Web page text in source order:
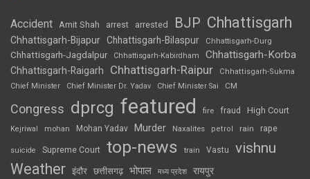
Accident Amit Shah arrest arrested BJP Chhattisgarh
Chhattisgarh-Bijapur Chhattisgarh-Bilaspur Chhattisgarh-Durg
Chhattisgarh-Jagdalpur Chhattisgarh-Kabirdham Chhattisgarh-Korba
Chhattisgarh-Raigarh Chhattisgarh-Raipur
Chhattisgarh-Sukma
Chief Minister
Chief Minister Dr. Yadav Chief Minister Sai CM
Congress dprcg featured fire fraud High Court
Kejriwal mohan Mohan Yadav Murder Naxalites petrol rain rape
suicide Supreme Court top-news train Vastu vishnu
Weather इंदौर छत्तीसगढ़ भोपाल मध्य प्रदेश रायपुर